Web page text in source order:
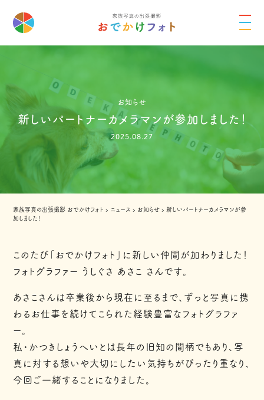
お知らせ
新しいパートナーカメラマンが参加しました！
2025.08.27
家族写真の出張撮影 おでかけフォト › ニュース › お知らせ › 新しいパートナーカメラマンが参
加しました！
このたび「おでかけフォト」に新しい仲間が加わりました！
フォトグラファー うしぐさ あさこ さんです。
あさこさんは卒業後から現在に至るまで、ずっと写真に携
わるお仕事を続けてこられた経験豊富なフォトグラファ
ー。
私・かつきしょうへいとは長年の旧知の間柄でもあり、写
真に対する想いや大切にしたい気持ちがぴったり重なり、
今回ご一緒することになりました。